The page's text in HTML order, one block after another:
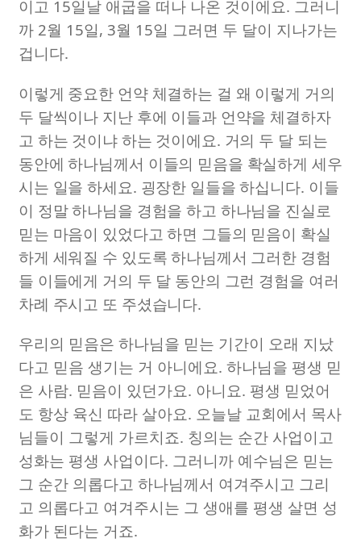
이고 15일날 애굽을 떠나 나온 것이에요. 그러니
까 2월 15일, 3월 15일 그러면 두 달이 지나가는
겁니다.
이렇게 중요한 언약 체결하는 걸 왜 이렇게 거의
두 달씩이나 지난 후에 이들과 언약을 체결하자
고 하는 것이냐 하는 것이에요. 거의 두 달 되는
동안에 하나님께서 이들의 믿음을 확실하게 세우
시는 일을 하세요. 굉장한 일들을 하십니다. 이들
이 정말 하나님을 경험을 하고 하나님을 진실로
믿는 마음이 있었다고 하면 그들의 믿음이 확실
하게 세워질 수 있도록 하나님께서 그러한 경험
들 이들에게 거의 두 달 동안의 그런 경험을 여러
차례 주시고 또 주셨습니다.
우리의 믿음은 하나님을 믿는 기간이 오래 지났
다고 믿음 생기는 거 아니에요. 하나님을 평생 믿
은 사람. 믿음이 있던가요. 아니요. 평생 믿었어
도 항상 육신 따라 살아요. 오늘날 교회에서 목사
님들이 그렇게 가르치죠. 칭의는 순간 사업이고
성화는 평생 사업이다. 그러니까 예수님은 믿는
그 순간 의롭다고 하나님께서 여겨주시고 그리
고 의롭다고 여겨주시는 그 생애를 평생 살면 성
화가 된다는 거죠.